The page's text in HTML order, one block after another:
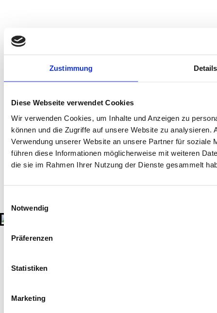
Zustimmung Details
Diese Webseite verwendet Cookies
Wir verwenden Cookies, um Inhalte und Anzeigen zu
können und die Zugriffe auf unsere Website zu analysieren.
Verwendung unserer Website an unsere Partner für soziale
führen diese Informationen möglicherweise mit weiteren
die sie im Rahmen Ihrer Nutzung der Dienste gesammelt
Notwendig
Präferenzen
Statistiken
Marketing